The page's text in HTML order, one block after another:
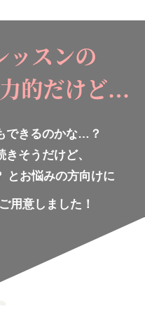
ッスンの
的だけど…
できるのかな…？
そうだけど、
とお悩みの方向けに
用意しました！